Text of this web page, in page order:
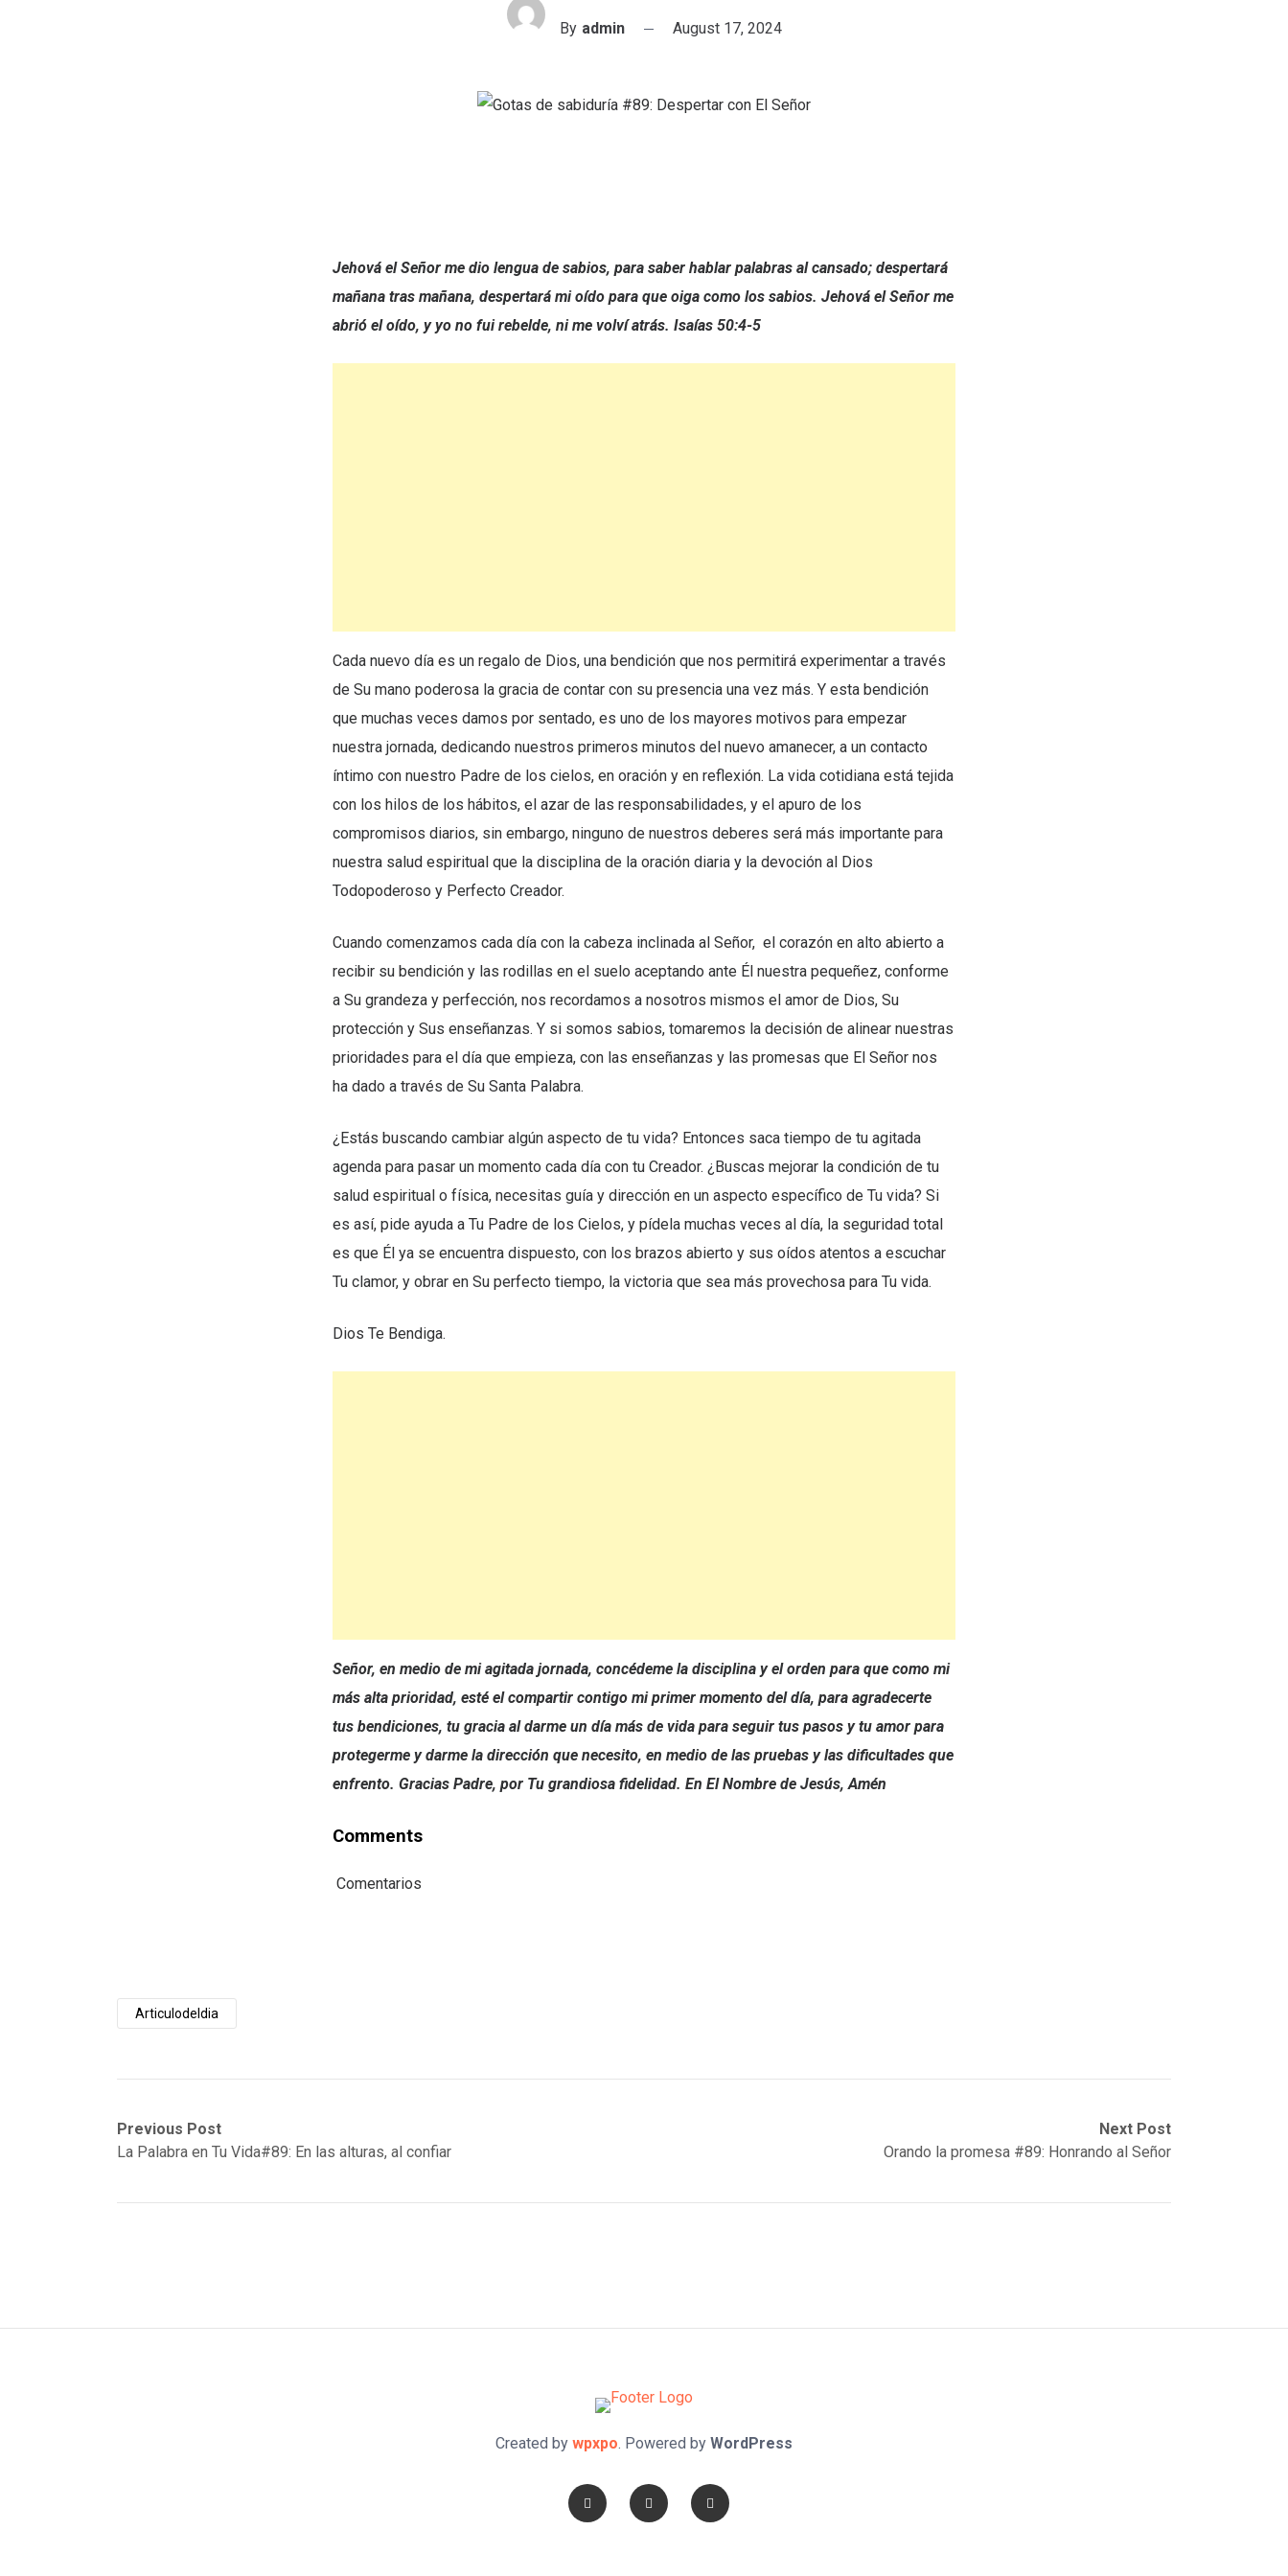
By admin August 17, 2024
Jehová el Señor me dio lengua de sabios, para saber hablar palabras al cansado; despertará
mañana tras mañana, despertará mi oído para que oiga como los sabios. Jehová el Señor me
abrió el oído, y yo no fui rebelde, ni me volví atrás. Isaías 50:4-5
Cada nuevo día es un regalo de Dios, una bendición que nos permitirá experimentar a través
de Su mano poderosa la gracia de contar con su presencia una vez más. Y esta bendición
que muchas veces damos por sentado, es uno de los mayores motivos para empezar
nuestra jornada, dedicando nuestros primeros minutos del nuevo amanecer, a un contacto
íntimo con nuestro Padre de los cielos, en oración y en reflexión. La vida cotidiana está tejida
con los hilos de los hábitos, el azar de las responsabilidades, y el apuro de los
compromisos diarios, sin embargo, ninguno de nuestros deberes será más importante para
nuestra salud espiritual que la disciplina de la oración diaria y la devoción al Dios
Todopoderoso y Perfecto Creador.
Cuando comenzamos cada día con la cabeza inclinada al Señor, el corazón en alto abierto a
recibir su bendición y las rodillas en el suelo aceptando ante Él nuestra pequeñez, conforme
a Su grandeza y perfección, nos recordamos a nosotros mismos el amor de Dios, Su
protección y Sus enseñanzas. Y si somos sabios, tomaremos la decisión de alinear nuestras
prioridades para el día que empieza, con las enseñanzas y las promesas que El Señor nos
ha dado a través de Su Santa Palabra.
¿Estás buscando cambiar algún aspecto de tu vida? Entonces saca tiempo de tu agitada
agenda para pasar un momento cada día con tu Creador. ¿Buscas mejorar la condición de tu
salud espiritual o física, necesitas guía y dirección en un aspecto específico de Tu vida? Si
es así, pide ayuda a Tu Padre de los Cielos, y pídela muchas veces al día, la seguridad total
es que Él ya se encuentra dispuesto, con los brazos abierto y sus oídos atentos a escuchar
Tu clamor, y obrar en Su perfecto tiempo, la victoria que sea más provechosa para Tu vida.
Dios Te Bendiga.
Señor, en medio de mi agitada jornada, concédeme la disciplina y el orden para que como mi
más alta prioridad, esté el compartir contigo mi primer momento del día, para agradecerte
tus bendiciones, tu gracia al darme un día más de vida para seguir tus pasos y tu amor para
protegerme y darme la dirección que necesito, en medio de las pruebas y las dificultades que
enfrento. Gracias Padre, por Tu grandiosa fidelidad. En El Nombre de Jesús, Amén
Comments
Comentarios
Articulodeldia
Previous Post
La Palabra en Tu Vida#89: En las alturas, al confiar
Next Post
Orando la promesa #89: Honrando al Señor
Created by wpxpo. Powered by WordPress